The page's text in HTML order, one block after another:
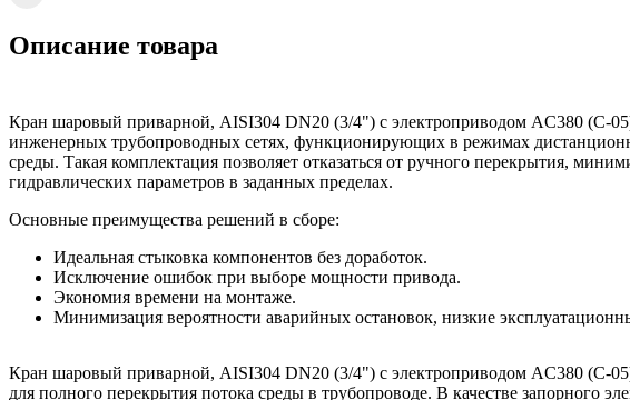
Описание товара
Кран шаровый приварной, AISI304 DN20 (3/4") с электроприводом AC380 (C-
для полного перекрытия потока среды в трубопроводе. В качестве запорного
Кран шаровый приварной, AISI304 DN20 (3/4") с электроприводом AC380 (C-
инженерных трубопроводных сетях, функционирующих в режимах
среды. Такая комплектация позволяет отказаться от ручного перекрытия,
гидравлических параметров в заданных пределах.
Основные преимущества решений в сборе:
Идеальная стыковка компонентов без доработок.
Исключение ошибок при выборе мощности привода.
Экономия времени на монтаже.
Минимизация вероятности аварийных остановок, низкие